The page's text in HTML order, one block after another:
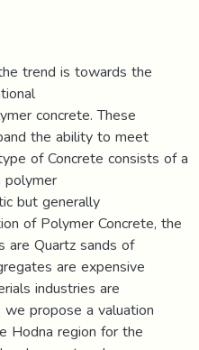
trend is towards the
concrete. These
the ability to meet
of Concrete consists of a
but generally
of Polymer Concrete, the
are Quartz sands of
are expensive
industries are
propose a valuation
Hodna region for the